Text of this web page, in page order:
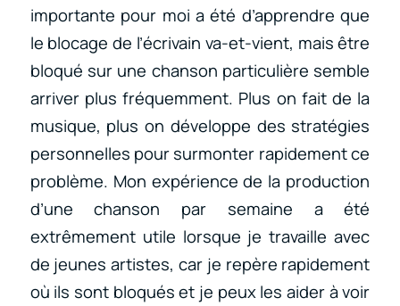
importante pour moi a été d’apprendre que
le blocage de l’écrivain va-et-vient, mais être
bloqué sur une chanson particulière semble
arriver plus fréquemment. Plus on fait de la
musique, plus on développe des stratégies
personnelles pour surmonter rapidement ce
problème. Mon expérience de la production
d’une chanson par semaine a été
extrêmement utile lorsque je travaille avec
de jeunes artistes, car je repère rapidement
où ils sont bloqués et je peux les aider à voir